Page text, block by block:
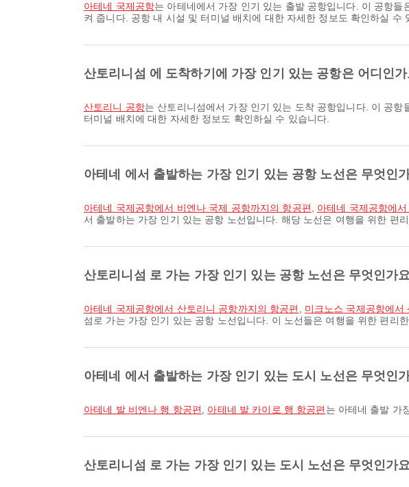
아테네 국제공항는 아테네에서 가장 인기 있는 출발 공항입니다. 이 공항
켜 줍니다. 공항 내 시설 및 터미널 배치에 대한 자세한 정보도 확인하실 수
산토리니섬 에 도착하기에 가장 인기 있는 공항은 어디인
산토리니 공항는 산토리니섬에서 가장 인기 있는 도착 공항입니다. 이 공
터미널 배치에 대한 자세한 정보도 확인하실 수 있습니다.
아테네 에서 출발하는 가장 인기 있는 공항 노선은 무엇인
아테네 국제공항에서 비엔나 국제 공항까지의 항공편 아테네 국제공항에
서 출발하는 가장 인기 있는 공항 노선입니다. 해당 노선은 여행을 위한 편
산토리니섬 로 가는 가장 인기 있는 공항 노선은 무엇인가
아테네 국제공항에서 산토리니 공항까지의 항공편 미크노스 국제공항에서
섬로 가는 가장 인기 있는 공항 노선입니다. 이 노선들은 여행을 위한 편리
아테네 에서 출발하는 가장 인기 있는 도시 노선은 무엇인
아테네 발 비엔나 행 항공편 아테네 발 카이로 행 항공편 는 아테네 출발 가
산토리니섬 로 가는 가장 인기 있는 도시 노선은 무엇인가